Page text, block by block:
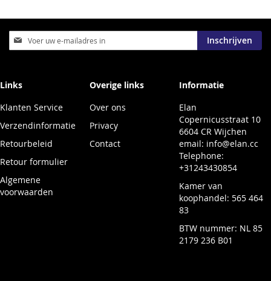
Abonneer
u
nieuwsbrief
Inschrijven
Links
Klanten Service
Verzendinformatie
Retourbeleid
Retour formulier
Algemene
voorwaarden
Overige links
Over ons
Privacy
Contact
Informatie
Elan
Copernicusstraat 10
6604 CR Wijchen
email: info@elan.cc
Telephone:
+31243430854
Kamer van
koophandel: 565 464
83
BTW nummer: NL 85
2179 236 B01